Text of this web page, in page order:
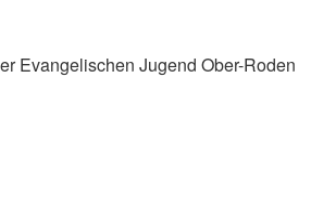
Evangelischen Jugend Ober-Roden